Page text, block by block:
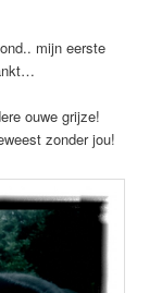
mijn eerste
ouwe grijze!
zonder jou!